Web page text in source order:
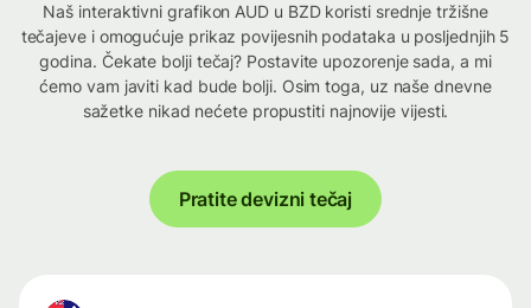
Naš interaktivni grafikon AUD u BZD koristi srednje tržišne
tečajeve i omogućuje prikaz povijesnih podataka u posljednjih 5
godina. Čekate bolji tečaj? Postavite upozorenje sada, a mi
ćemo vam javiti kad bude bolji. Osim toga, uz naše dnevne
sažetke nikad nećete propustiti najnovije vijesti.
Pratite devizni tečaj